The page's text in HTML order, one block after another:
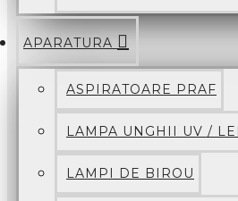
APARATURA
ASPIRATOARE PRAF
LAMPA UNGHII UV /
LAMPI DE BIROU